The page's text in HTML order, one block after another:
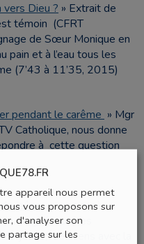
vers Dieu ? » Extrait de
témoin (CFRT
de Sœur Monique en
pain et à l’eau tous les
(7’43 à 11’35, 2015)
pendant le carême » Mgr
Catholique, nous donne
à cette question
jeûne » : une ascèse
de guérison, les
jeûne, ses liens avec la
appareil nous permet
vous proposons sur
d'analyser son
partage sur les